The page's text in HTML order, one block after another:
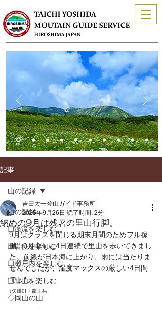
記事
山の記録
❏渓流を楽しむ
❑岩稜を楽しむ
❏瀬戸内を楽しむ
❑雪山を楽しむ
◇岡山の山
山の記録
納めの9月は残暑の里山行脚。
吉田太一登山ガイド事務所
2025年9月26日 読了時間: 2分
9月はクラスを閉じる期末月間のためフル稼
働。9月中旬に4日連続で里山を歩いてきまし
た。前線が日本海に上がり、雨には当たりま
せんでしたが、湿度マックスの厳しい4日間
でした。
↓矢掛町・龍王岳